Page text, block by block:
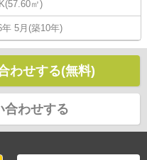
㎡)
年 5月(築10年)
わせする(無料)
合わせする